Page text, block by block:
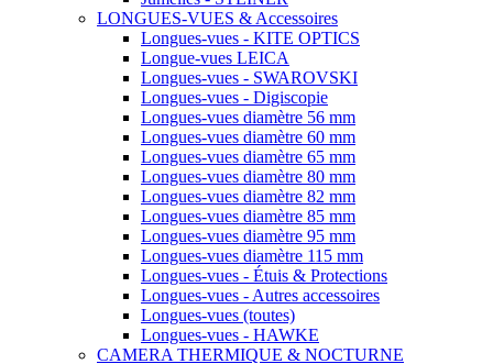
LONGUES-VUES & Accessoires
Longues-vues - KITE OPTICS
Longue-vues LEICA
Longues-vues - SWAROVSKI
Longues-vues - Digiscopie
Longues-vues diamètre 56 mm
Longues-vues diamètre 60 mm
Longues-vues diamètre 65 mm
Longues-vues diamètre 80 mm
Longues-vues diamètre 82 mm
Longues-vues diamètre 85 mm
Longues-vues diamètre 95 mm
Longues-vues diamètre 115 mm
Longues-vues - Étuis & Protections
Longues-vues - Autres accessoires
Longues-vues (toutes)
Longues-vues - HAWKE
CAMERA THERMIQUE & NOCTURNE